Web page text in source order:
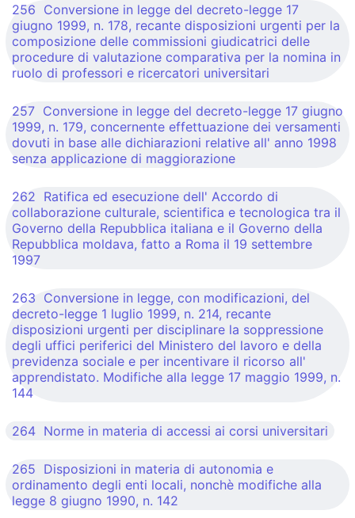
256 Conversione in legge del decreto-legge 17
giugno 1999, n. 178, recante disposizioni urgenti per la
composizione delle commissioni giudicatrici delle
procedure di valutazione comparativa per la nomina in
ruolo di professori e ricercatori universitari
257 Conversione in legge del decreto-legge 17 giugno
1999, n. 179, concernente effettuazione dei versamenti
dovuti in base alle dichiarazioni relative all' anno 1998
senza applicazione di maggiorazione
262 Ratifica ed esecuzione dell' Accordo di
collaborazione culturale, scientifica e tecnologica tra il
Governo della Repubblica italiana e il Governo della
Repubblica moldava, fatto a Roma il 19 settembre
1997
263 Conversione in legge, con modificazioni, del
decreto-legge 1 luglio 1999, n. 214, recante
disposizioni urgenti per disciplinare la soppressione
degli uffici periferici del Ministero del lavoro e della
previdenza sociale e per incentivare il ricorso all'
apprendistato. Modifiche alla legge 17 maggio 1999, n.
144
264 Norme in materia di accessi ai corsi universitari
265 Disposizioni in materia di autonomia e
ordinamento degli enti locali, nonchè modifiche alla
legge 8 giugno 1990, n. 142